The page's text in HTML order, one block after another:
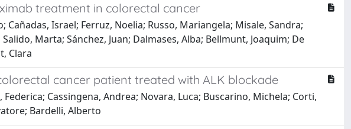
treatment in colorectal cancer
Israel; Ferruz, Noelia; Russo, Mariangela; Misale, Sandra;
Marta; Sánchez, Juan; Dalmases, Alba; Bellmunt, Joaquim; De
Clara
cancer patient treated with ALK blockade
Cassingena, Andrea; Novara, Luca; Buscarino, Michela; Corti,
Bardelli, Alberto